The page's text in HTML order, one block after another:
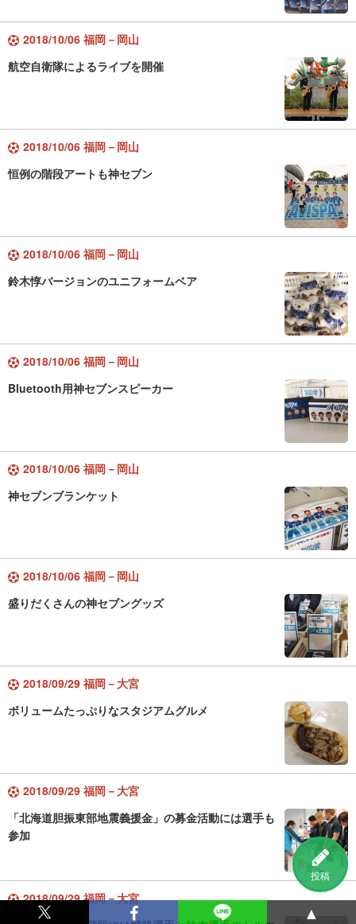
投稿
2018/10/06 福岡－岡山
航空自衛隊によるライブを開催
2018/10/06 福岡－岡山
恒例の階段アートも神セブン
2018/10/06 福岡－岡山
鈴木惇バージョンのユニフォームベア
2018/10/06 福岡－岡山
Bluetooth用神セブンスピーカー
2018/10/06 福岡－岡山
神セブンブランケット
2018/10/06 福岡－岡山
盛りだくさんの神セブングッズ
2018/09/29 福岡－大宮
ボリュームたっぷりなスタジアムグルメ
2018/09/29 福岡－大宮
「北海道胆振東部地震義援金」の募金活動には選手も
参加
2018/09/29 福岡－大宮
▲